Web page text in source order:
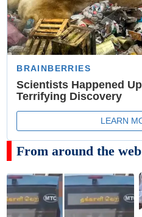
From around the web